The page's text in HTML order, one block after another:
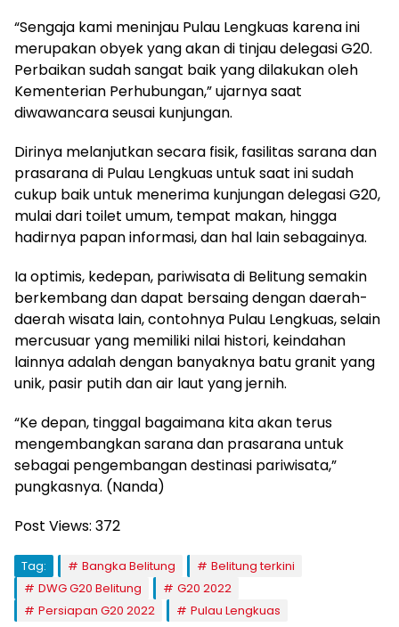
“Sengaja kami meninjau Pulau Lengkuas karena ini
merupakan obyek yang akan di tinjau delegasi G20.
Perbaikan sudah sangat baik yang dilakukan oleh
Kementerian Perhubungan,” ujarnya saat
diwawancara seusai kunjungan.
Dirinya melanjutkan secara fisik, fasilitas sarana dan
prasarana di Pulau Lengkuas untuk saat ini sudah
cukup baik untuk menerima kunjungan delegasi G20,
mulai dari toilet umum, tempat makan, hingga
hadirnya papan informasi, dan hal lain sebagainya.
Ia optimis, kedepan, pariwisata di Belitung semakin
berkembang dan dapat bersaing dengan daerah-
daerah wisata lain, contohnya Pulau Lengkuas, selain
mercusuar yang memiliki nilai histori, keindahan
lainnya adalah dengan banyaknya batu granit yang
unik, pasir putih dan air laut yang jernih.
“Ke depan, tinggal bagaimana kita akan terus
mengembangkan sarana dan prasarana untuk
sebagai pengembangan destinasi pariwisata,”
pungkasnya. (Nanda)
Post Views: 372
Tag: Bangka Belitung
Belitung terkini
DWG G20 Belitung
G20 2022
Persiapan G20 2022
Pulau Lengkuas